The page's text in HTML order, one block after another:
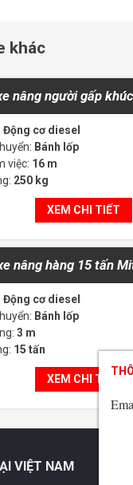
khác
nâng người gấp
Động cơ diesel
Bánh lốp
việc: 16 m
250 kg
XEM CHI TIẾT
nâng hàng 15 tấn
Động cơ diesel
Bánh lốp
3 m
15 tấn
XEM CHI TIẾT
VIỆT NAM